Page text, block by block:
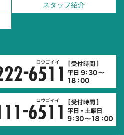
スタッフ紹介